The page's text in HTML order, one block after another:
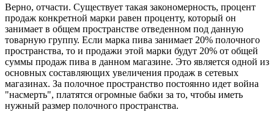
Верно, отчасти. Существует такая закономерность, процент
продаж конкретной марки равен проценту, который он
занимает в общем пространстве отведенном под данную
товарную группу. Если марка пива занимает 20% полочного
пространства, то и продажи этой марки будут 20% от общей
суммы продаж пива в данном магазине. Это является одной из
основных составляющих увеличения продаж в сетевых
магазинах. За полочное пространство постоянно идет война
"насмерть", платятся огромные бабки за то, чтобы иметь
нужный размер полочного пространства.